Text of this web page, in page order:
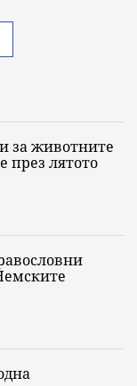
за животните
през лятото